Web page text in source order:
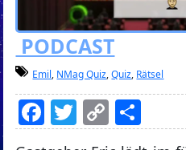
PODCAST
Emil, NMag Quiz,Quiz, Rätsel
Facebook
Twitter
Copy
Link